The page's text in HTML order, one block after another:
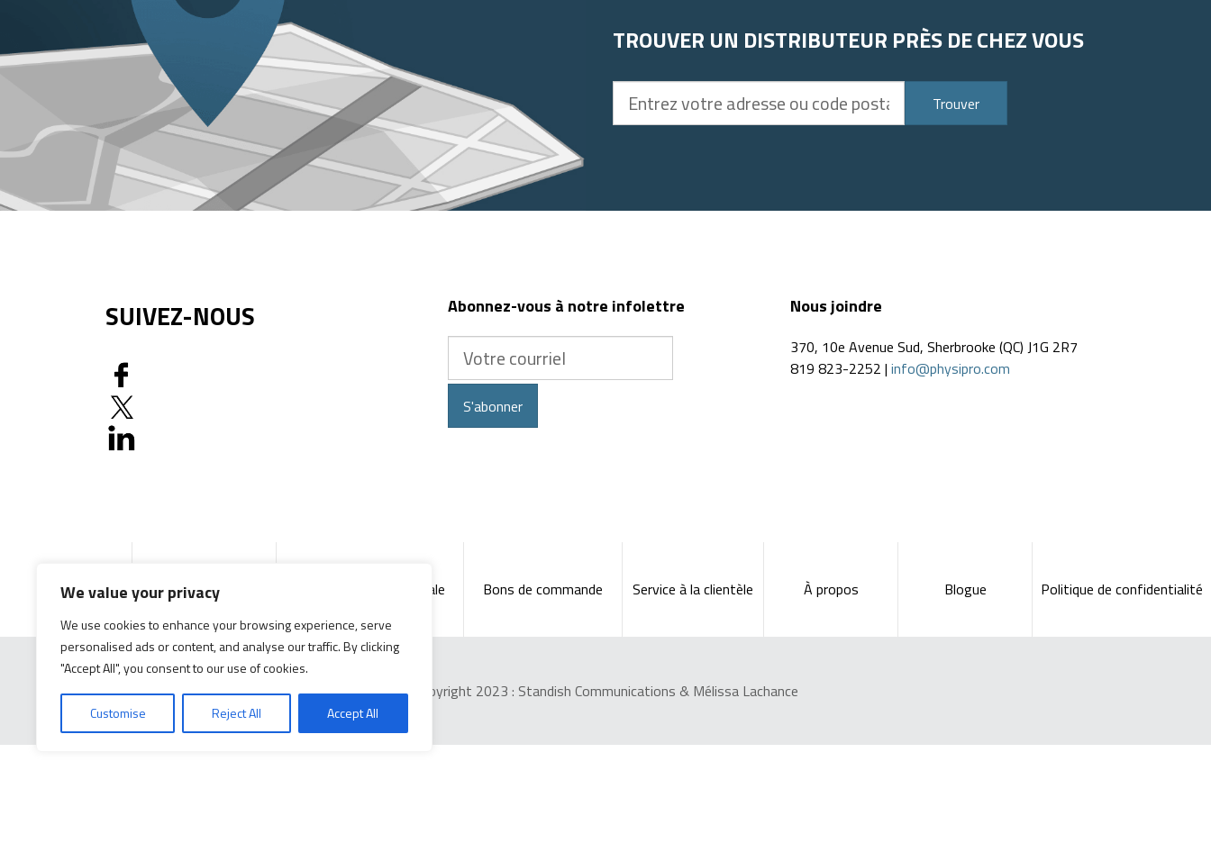
We value your privacy
We use cookies to enhance your browsing experience, serve
personalised ads or content, and analyse our traffic. By clicking
"Accept All", you consent to our use of cookies.
Customise Reject All Accept All
TROUVER UN DISTRIBUTEUR PRÈS DE CHEZ VOUS
votre
Trouver
SUIVEZ-NOUS Abonnez-vous à notre infolettre
courriel
S'abonner
Nous joindre
370, 10e Avenue Sud, Sherbrooke (QC) J1G 2R7
819 823-2252 | info@physipro.com
Accueil Produits Documentation générale Bons de commande Service à la clientèle À propos Blogue Politique de confidentialité
Copyright 2023 : Standish Communications & Mélissa Lachance